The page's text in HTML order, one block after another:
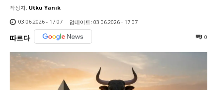
작성자: Utku Yanık
03.06.2026 - 17:07
업데이트: 03.06.2026 - 17:07
따르다 0